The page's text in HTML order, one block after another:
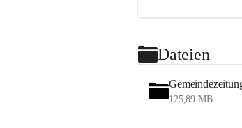
Dateien
125,89 MB